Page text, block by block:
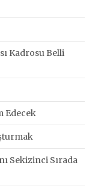
Kadrosu Belli
Edecek
Sekizinci Sırada